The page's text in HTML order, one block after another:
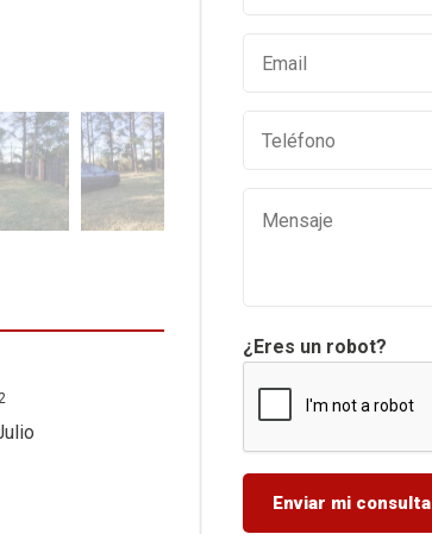
2
¿Eres un robot?
Enviar mi consulta